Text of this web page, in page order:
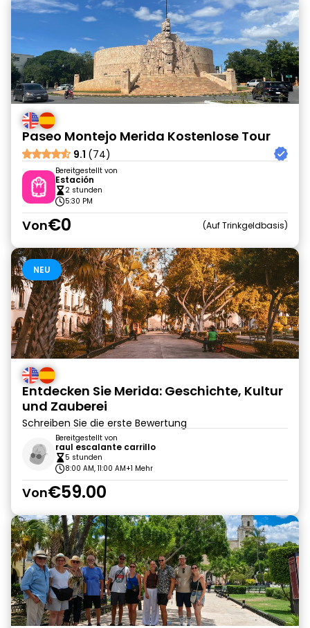
Paseo Montejo Merida Kostenlose Tour
9.1 (74)
Bereitgestellt von
Estación
2 stunden
5:30 PM
Von€0 Auf Trinkgeldbasis
NEU
Entdecken Sie Merida: Geschichte, Kultur
und Zauberei
Schreiben Sie die erste Bewertung
Bereitgestellt von
raul escalante carrillo
5 stunden
8:00 AM, 11:00 AM+1 Mehr
Von€59.00